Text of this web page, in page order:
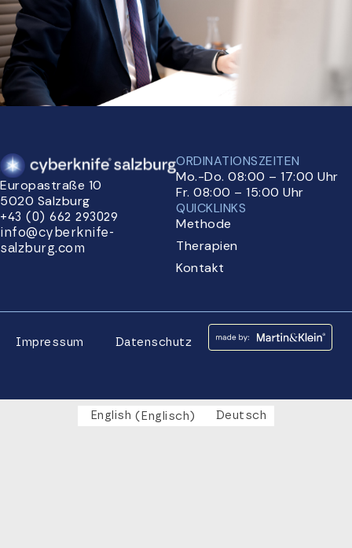
Europastraße 10
5020 Salzburg
+43 (0) 662 293029
info@cyberknife-
salzburg.com
ORDINATIONSZEITEN
Mo.-Do. 08:00 – 17:00 Uhr
Fr. 08:00 – 15:00 Uhr
QUICKLINKS
Methode
Therapien
Kontakt
Impressum Datenschutz
English (Englisch) Deutsch